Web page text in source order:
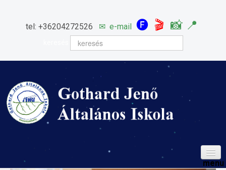
tel: +36204272526 ✉ e-mail 🅕 🎬 📸 📍